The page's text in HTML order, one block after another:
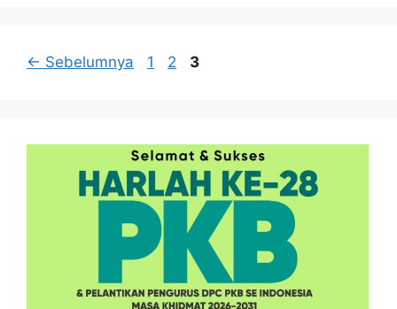
← Sebelumnya Halaman
1 Halaman
2 Halaman
3